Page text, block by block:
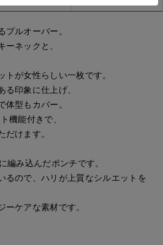
ルオーバー。
ーネックと、
が女性らしい一枚です。
印象に仕上げ、
体型もカバー。
機能付きで、
けます。
編み込んだポンチです。
るので、ハリが上質なシルエットを
ーケアな素材です。